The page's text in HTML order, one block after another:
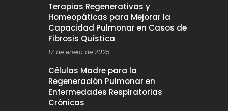
Terapias Regenerativas y
Homeopáticas para Mejorar la
Capacidad Pulmonar en Casos de
Fibrosis Quística
17 de enero de 2025
Células Madre para la
Regeneración Pulmonar en
Enfermedades Respiratorias
Crónicas